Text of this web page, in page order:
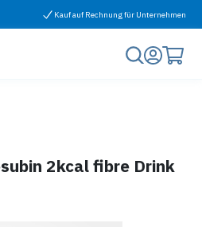
Kauf auf Rechnung für Unternehmen
2kcal fibre Drink